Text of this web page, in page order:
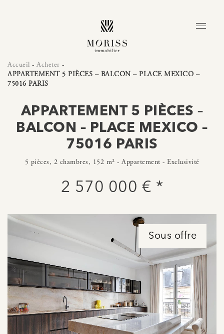
Accueil - Acheter -
APPARTEMENT 5 PIÈCES – BALCON – PLACE MEXICO –
75016 PARIS
APPARTEMENT 5 PIÈCES –
BALCON – PLACE MEXICO –
75016 PARIS
5 pièces, 2 chambres, 152 m² - Appartement - Exclusivité
2 570 000 € *
Sous offre